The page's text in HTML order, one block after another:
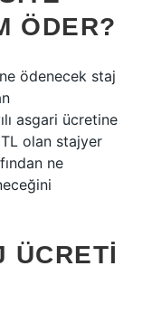
ÖDER?
ödenecek staj
asgari ücretine
olan stajyer
ne
ÜCRETI